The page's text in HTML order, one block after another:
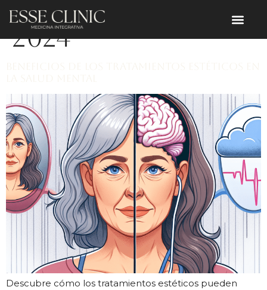
Día:4 de julio de
2024
Descubre cómo los tratamientos estéticos pueden